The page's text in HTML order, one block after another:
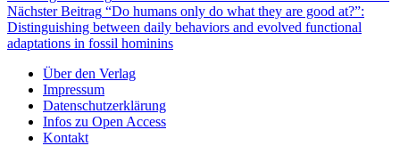
Nächster Beitrag “Do humans only do what they are good at?”:
Distinguishing between daily behaviors and evolved functional
adaptations in fossil hominins
Über den Verlag
Impressum
Datenschutzerklärung
Infos zu Open Access
Kontakt